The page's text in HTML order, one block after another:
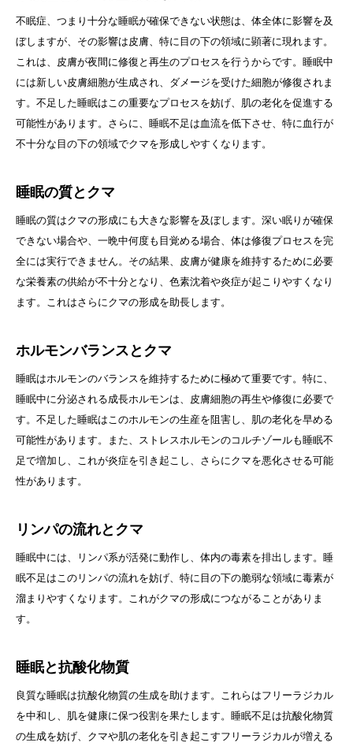
不眠症、つまり十分な睡眠が確保できない状態は、体全体に影響を及
ぼしますが、その影響は皮膚、特に目の下の領域に顕著に現れます。
これは、皮膚が夜間に修復と再生のプロセスを行うからです。睡眠中
には新しい皮膚細胞が生成され、ダメージを受けた細胞が修復されま
す。不足した睡眠はこの重要なプロセスを妨げ、肌の老化を促進する
可能性があります。さらに、睡眠不足は血流を低下させ、特に血行が
不十分な目の下の領域でクマを形成しやすくなります。
睡眠の質とクマ
睡眠の質はクマの形成にも大きな影響を及ぼします。深い眠りが確保
できない場合や、一晩中何度も目覚める場合、体は修復プロセスを完
全には実行できません。その結果、皮膚が健康を維持するために必要
な栄養素の供給が不十分となり、色素沈着や炎症が起こりやすくなり
ます。これはさらにクマの形成を助長します。
ホルモンバランスとクマ
睡眠はホルモンのバランスを維持するために極めて重要です。特に、
睡眠中に分泌される成長ホルモンは、皮膚細胞の再生や修復に必要で
す。不足した睡眠はこのホルモンの生産を阻害し、肌の老化を早める
可能性があります。また、ストレスホルモンのコルチゾールも睡眠不
足で増加し、これが炎症を引き起こし、さらにクマを悪化させる可能
性があります。
リンパの流れとクマ
睡眠中には、リンパ系が活発に動作し、体内の毒素を排出します。睡
眠不足はこのリンパの流れを妨げ、特に目の下の脆弱な領域に毒素が
溜まりやすくなります。これがクマの形成につながることがありま
す。
睡眠と抗酸化物質
良質な睡眠は抗酸化物質の生成を助けます。これらはフリーラジカル
を中和し、肌を健康に保つ役割を果たします。睡眠不足は抗酸化物質
の生成を妨げ、クマや肌の老化を引き起こすフリーラジカルが増える